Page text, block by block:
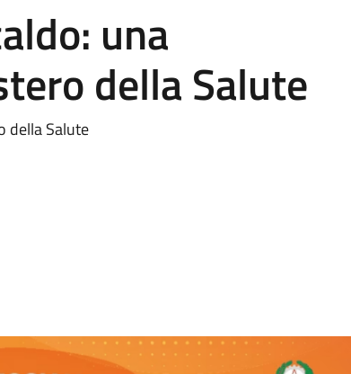
una
della Salute
della Salute